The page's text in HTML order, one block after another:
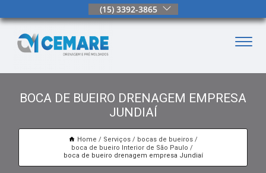
(15) 3392-3865
BOCA DE BUEIRO DRENAGEM EMPRESA
JUNDIAÍ
Home Serviços
bocas de bueiros
boca de bueiro Interior de São Paulo
boca de bueiro drenagem empresa Jundiaí